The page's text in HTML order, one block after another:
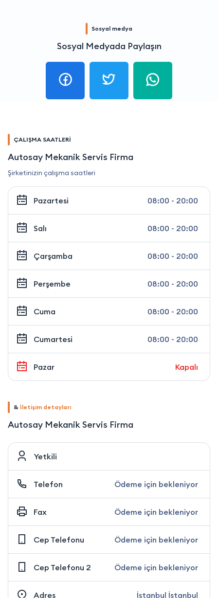
Sosyal medya
Sosyal Medyada Paylaşın
ÇALIŞMA SAATLERİ
Autosay Mekanik Servis Firma
Şirketinizin çalışma saatleri
Pazartesi 08:00 - 20:00
Salı 08:00 - 20:00
Çarşamba 08:00 - 20:00
Perşembe 08:00 - 20:00
Cuma 08:00 - 20:00
Cumartesi 08:00 - 20:00
Pazar Kapalı
& İletişim detayları
Autosay Mekanik Servis Firma
Yetkili
Telefon Ödeme için bekleniyor
Fax Ödeme için bekleniyor
Cep Telefonu Ödeme için bekleniyor
Cep Telefonu 2 Ödeme için bekleniyor
Adres İstanbul İstanbul